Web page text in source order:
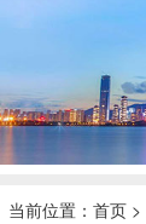
当前位置： 首页 >